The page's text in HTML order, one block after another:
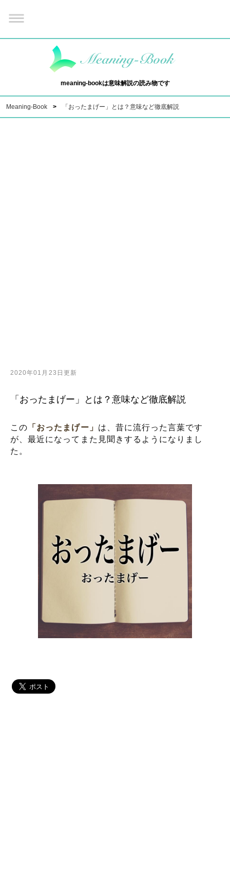
meaning-bookは意味解説の読み物です
Meaning-Book 「おったまげー」とは？意味など徹底解説
2020年01月23日更新
「おったまげー」とは？意味など徹底解説
この 「おったまげー」 は、昔に流行った言葉です
が、最近になってまた見聞きするようになりまし
た。